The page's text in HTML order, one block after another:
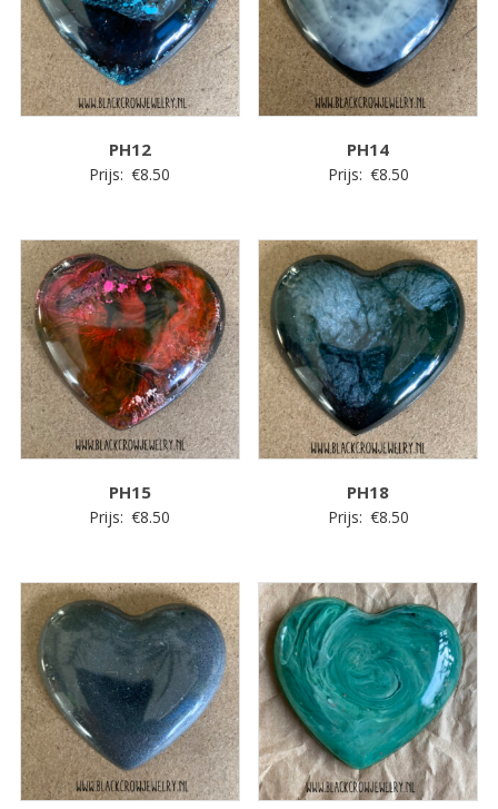
PH12
Prijs: €8.50
PH14
Prijs: €8.50
PH15
Prijs: €8.50
PH18
Prijs: €8.50